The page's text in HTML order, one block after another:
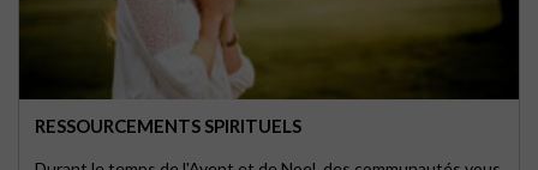
RESSOURCEMENTS SPIRITUELS